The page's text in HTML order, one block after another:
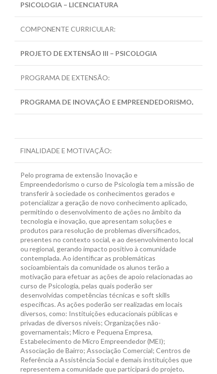
PSICOLOGIA – LICENCIATURA
COMPONENTE CURRICULAR:
PROJETO DE EXTENSÃO III – PSICOLOGIA
PROGRAMA DE EXTENSÃO:
PROGRAMA DE INOVAÇÃO E EMPREENDEDORISMO.
FINALIDADE E MOTIVAÇÃO:
Pelo programa de extensão Inovação e
Empreendedorismo o curso de Psicologia tem a missão de
transferir à sociedade os conhecimentos gerados e
potencializar a geração de novo conhecimento aplicado,
permitindo o desenvolvimento de ações no âmbito da
tecnologia e inovação, que apresentam soluções e
produtos para resolução de problemas diversificados,
presentes no contexto social, e ao desenvolvimento local
ou regional, gerando impacto positivo à comunidade
contemplada. Ao identificar as problemáticas
socioambientais da comunidade os alunos terão a
motivação para efetuar as ações de apoio relacionadas ao
curso de Psicologia, pelas quais poderão ser
desenvolvidas competências técnicas e soft skills
específicas. As ações poderão ser realizadas em locais
diversos, como: Instituições educacionais públicas e
privadas de diversos níveis; Organizações não-
governamentais; Micro e Pequena Empresa,
Estabelecimento de Micro Empreendedor (MEI);
Associação de Bairro; Associação Comercial; Centros de
Referência a Assistência Social e demais instituições que
representem a comunidade que participará do projeto.